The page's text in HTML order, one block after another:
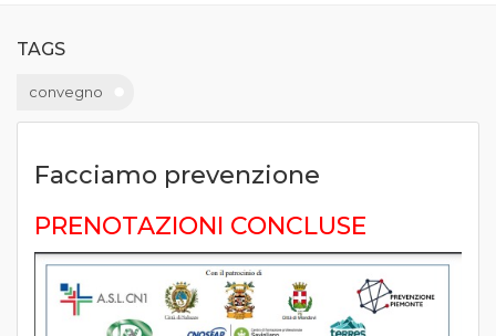
TAGS
convegno
Facciamo prevenzione
PRENOTAZIONI CONCLUSE